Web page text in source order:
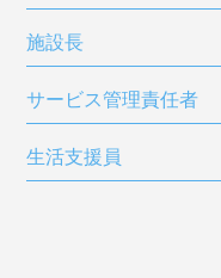
施設長
サービス管理責任者
生活支援員